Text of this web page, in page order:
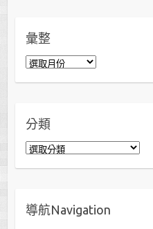
彙整
彙
分類
分
導航Navigation